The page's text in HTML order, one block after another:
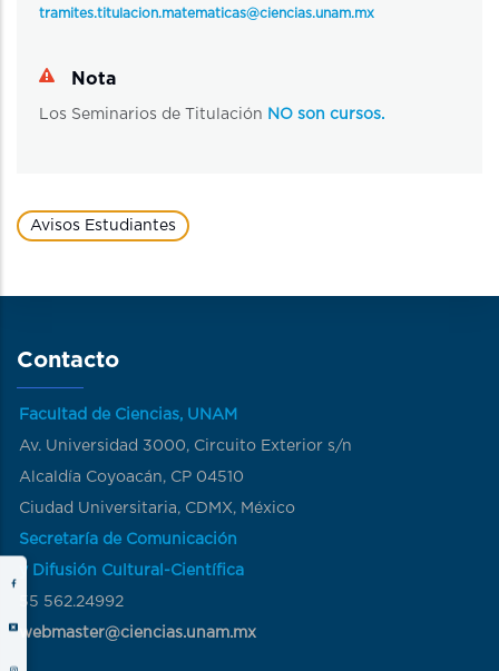
tramites.titulacion.matematicas@ciencias.unam.mx
Nota
Los Seminarios de Titulación NO son cursos.
Avisos Estudiantes
Contacto
Facultad de Ciencias, UNAM
Av. Universidad 3000, Circuito Exterior s/n
Alcaldía Coyoacán, CP 04510
Ciudad Universitaria, CDMX, México
Secretaría de Comunicación
y Difusión Cultural-Científica
55 562.24992
webmaster@ciencias.unam.mx